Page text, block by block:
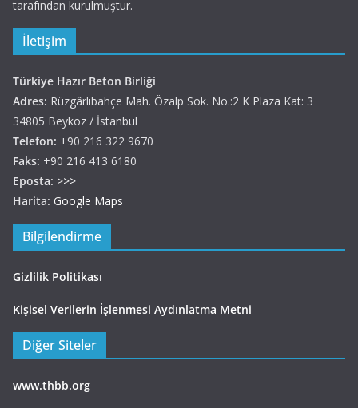
tarafından kurulmuştur.
İletişim
Türkiye Hazır Beton Birliği
Adres: Rüzgârlıbahçe Mah. Özalp Sok. No.:2 K Plaza Kat: 3
34805 Beykoz / İstanbul
Telefon: +90 216 322 9670
Faks: +90 216 413 6180
Eposta: >>>
Harita: Google Maps
Bilgilendirme
Gizlilik Politikası
Kişisel Verilerin İşlenmesi Aydınlatma Metni
Diğer Siteler
www.thbb.org